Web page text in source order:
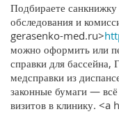
Подбираете
обследования и
gerasenko-med.ru>
можно оформить или
справки для
медсправки из
законные бумаги —
визитов в клинику. <a